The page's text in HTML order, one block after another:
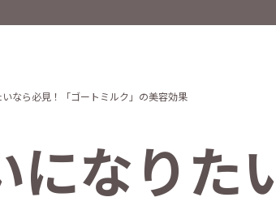
なら必見！「ゴートミルク」の美容効果
になりた